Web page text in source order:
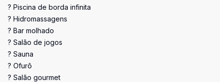
? Piscina de borda infinita
? Hidromassagens
? Bar molhado
? Salão de jogos
? Sauna
? Ofurô
? Salão gourmet